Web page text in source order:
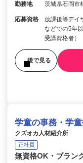
勤務地 茨城県石岡市
応募資格
放課後等デイ
などでの5年
受講資格者）
後で見る
学童の事務・学
クズオカ人材紹介所
正社員
無資格OK・ブラン